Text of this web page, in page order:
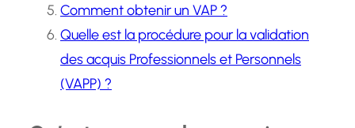
Comment obtenir un VAP ?
Quelle est la procédure pour la validation
des acquis Professionnels et Personnels
(VAPP) ?